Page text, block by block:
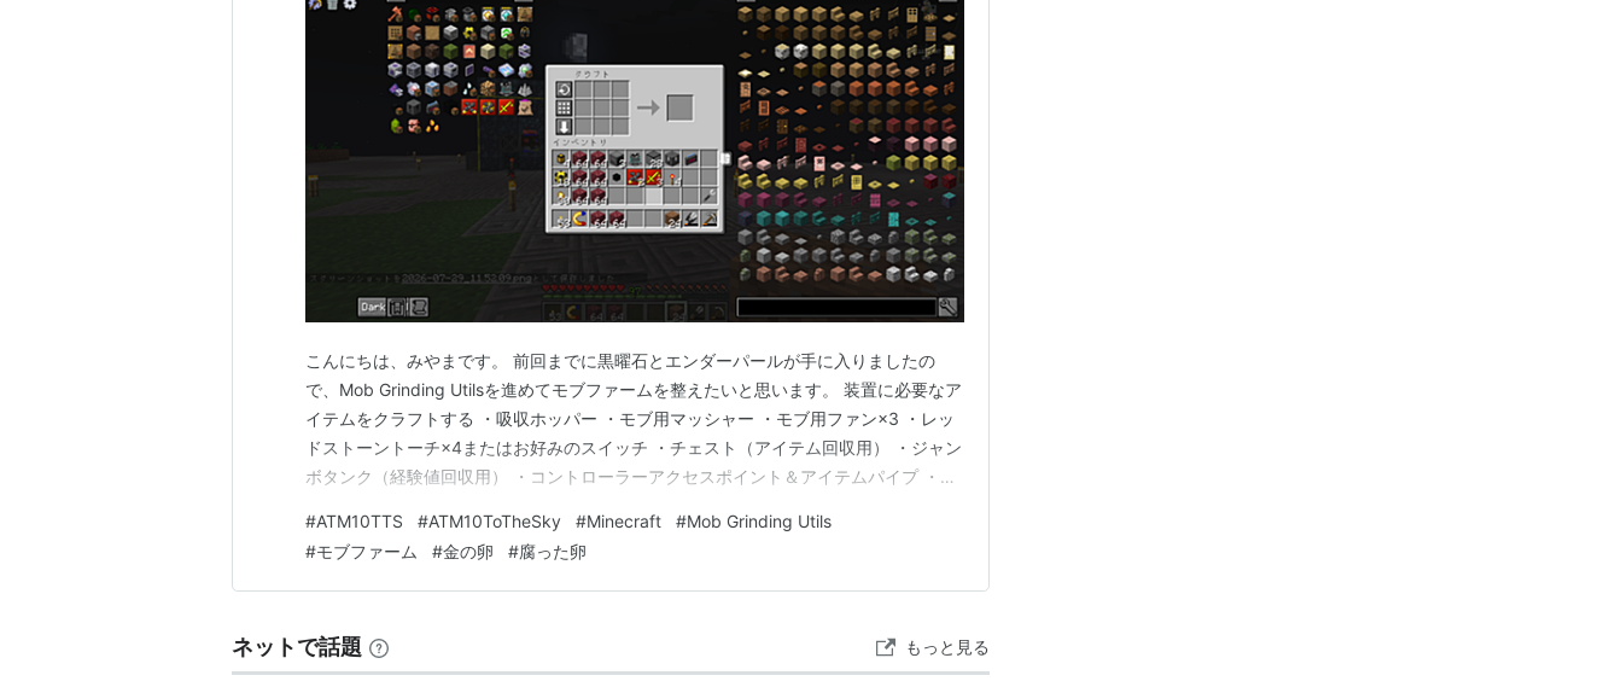
こんにちは、みやまです。 前回までに黒曜石とエンダーパールが手に入りましたの
で、Mob Grinding Utilsを進めてモブファームを整えたいと思います。 装置に必要なア
イテムをクラフトする ・吸収ホッパー ・モブ用マッシャー ・モブ用ファン×3 ・レッ
ドストーントーチ×4またはお好みのスイッチ ・チェスト（アイテム回収用） ・ジャン
ボタンク（経験値回収用） ・コントローラーアクセスポイント＆アイテムパイプ ・栄
ブ） ・遺伝子組み換えの呪われたニワトリのエサ→腐った卵→恐れの土（敵モブ） ・
石や遮光ガラスなどの光…
#ATM10TTS #ATM10ToTheSky #Minecraft #Mob Grinding Utils
#モブファーム #金の卵 #腐った卵
ネットで話題 もっと見る